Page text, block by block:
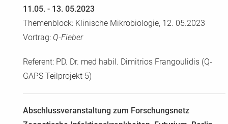
11.05. - 13. 05.2023
Themenblock: Klinische Mikrobiologie, 12. 05.2023
Vortrag: Q-Fieber
Referent: PD. Dr. med habil. Dimitrios Frangoulidis (Q-
GAPS Teilprojekt 5)
Abschlussveranstaltung zum Forschungsnetz